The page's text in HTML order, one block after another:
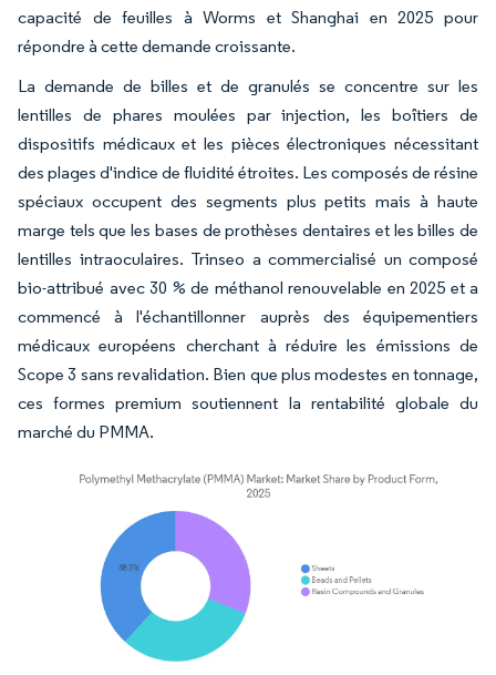
capacité de feuilles à Worms et Shanghai en 2025 pour
répondre à cette demande croissante.
La demande de billes et de granulés se concentre sur les
lentilles de phares moulées par injection, les boîtiers de
dispositifs médicaux et les pièces électroniques nécessitant
des plages d'indice de fluidité étroites. Les composés de résine
spéciaux occupent des segments plus petits mais à haute
marge tels que les bases de prothèses dentaires et les billes de
lentilles intraoculaires. Trinseo a commercialisé un composé
bio-attribué avec 30 % de méthanol renouvelable en 2025 et a
commencé à l'échantillonner auprès des équipementiers
médicaux européens cherchant à réduire les émissions de
Scope 3 sans revalidation. Bien que plus modestes en tonnage,
ces formes premium soutiennent la rentabilité globale du
marché du PMMA.